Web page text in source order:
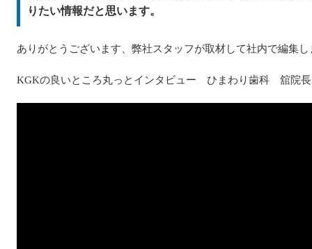
りたい情報だと思います。
ありがとうございます、弊社スタッフが取材して社内で編集し
KGKの良いところ丸っとインタビュー ひまわり歯科 舘院長